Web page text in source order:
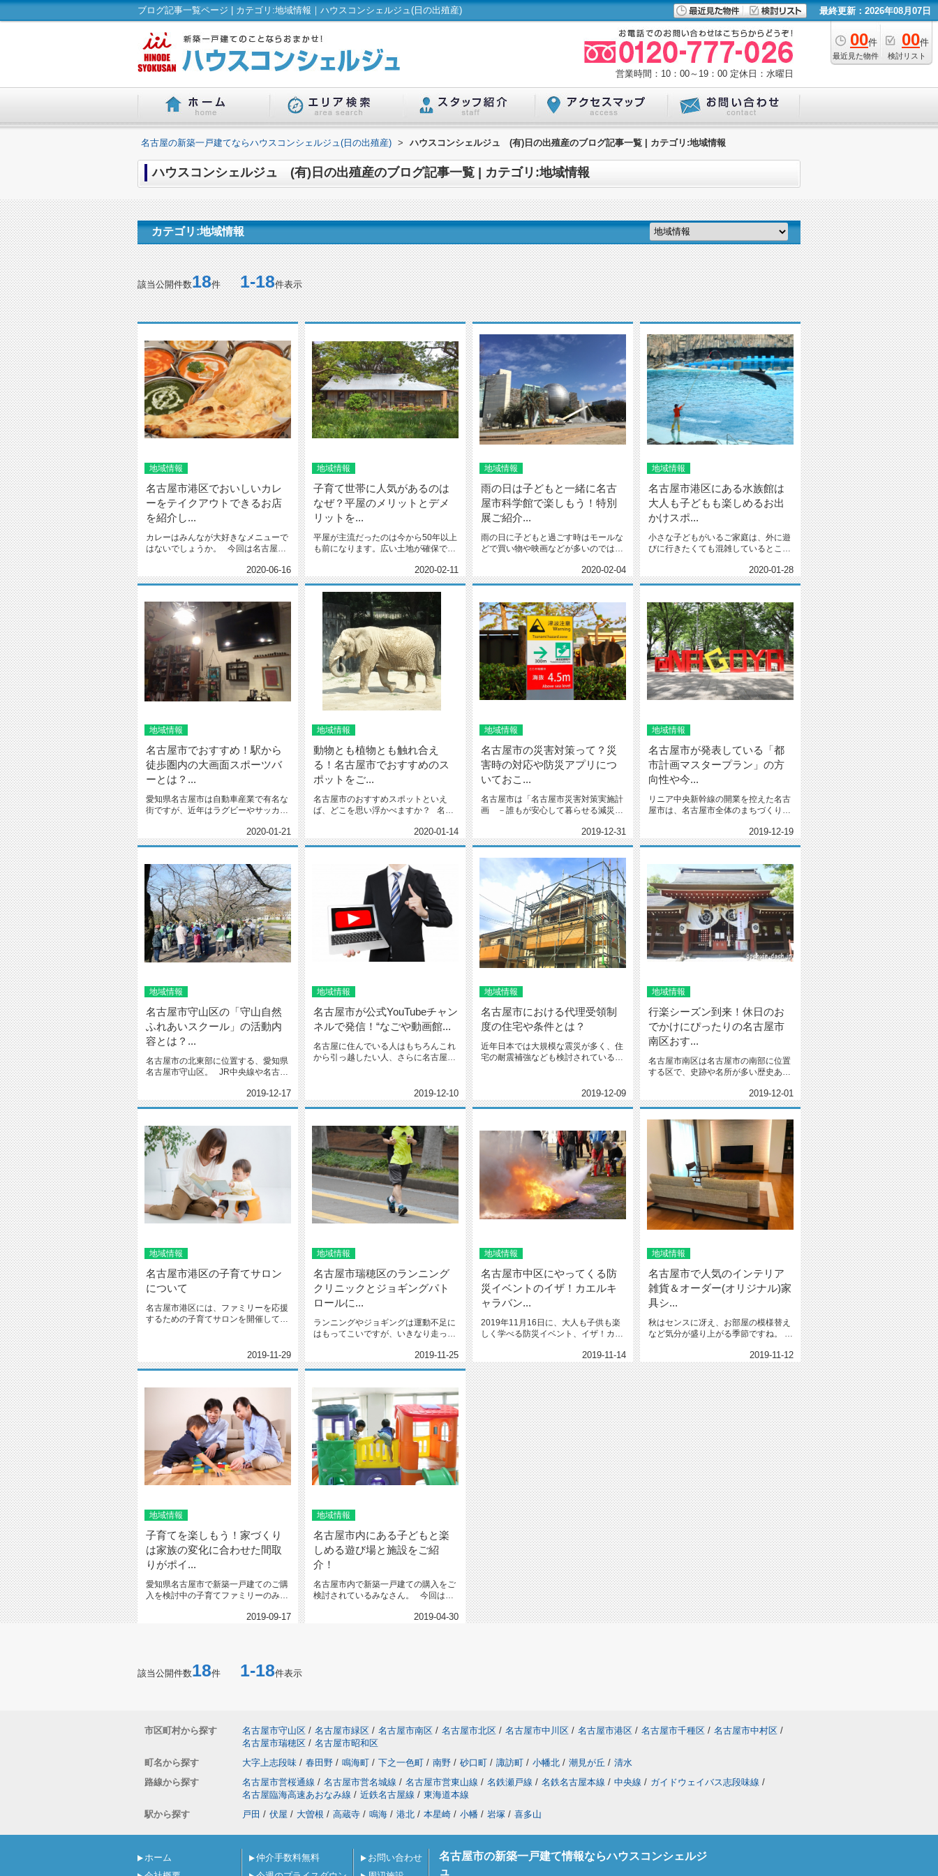
ブログ記事一覧ページ | カテゴリ:地域情報｜ハウスコンシェルジュ(日の出殖産) 最終更新：2026年08月07日
00件
最近見た物件
00件
検討リスト
営業時間：10：00～19：00 定休日：水曜日
名古屋の新築一戸建てならハウスコンシェルジュ(日の出殖産) > ハウスコンシェルジュ (有)日の出殖産のブログ記事一覧 | カテゴリ:地域情報
ハウスコンシェルジュ (有)日の出殖産のブログ記事一覧 | カテゴリ:地域情報
カテゴリ:地域情報
該当公開件数18件1-18件表示
地域情報
名古屋市港区でおいしいカレ
ーをテイクアウトできるお店
を紹介し...
カレーはみんなが大好きなメニューで
はないでしょうか。 今回は名古屋市
2020-06-16
地域情報
子育て世帯に人気があるのは
なぜ？平屋のメリットとデメ
リットを...
平屋が主流だったのは今から50年以上
も前になります。広い土地が確保でき
2020-02-11
地域情報
雨の日は子どもと一緒に名古
屋市科学館で楽しもう！特別
展ご紹介...
雨の日に子どもと過ごす時はモールな
どで買い物や映画などが多いのではな
2020-02-04
地域情報
名古屋市港区にある水族館は
大人も子どもも楽しめるお出
かけスポ...
小さな子どもがいるご家庭は、外に遊
びに行きたくても混雑しているところ
2020-01-28
地域情報
名古屋市でおすすめ！駅から
徒歩圏内の大画面スポーツバ
ーとは？...
愛知県名古屋市は自動車産業で有名な
街ですが、近年はラグビーやサッカー
2020-01-21
地域情報
動物とも植物とも触れ合え
る！名古屋市でおすすめのス
ポットをご...
名古屋市のおすすめスポットといえ
ば、どこを思い浮かべますか？ 名古
2020-01-14
地域情報
名古屋市の災害対策って？災
害時の対応や防災アプリにつ
いておこ...
名古屋市は「名古屋市災害対策実施計
画 －誰もが安心して暮らせる減災都
2019-12-31
地域情報
名古屋市が発表している「都
市計画マスタープラン」の方
向性や今...
リニア中央新幹線の開業を控えた名古
屋市は、名古屋市全体のまちづくりの
2019-12-19
地域情報
名古屋市守山区の「守山自然
ふれあいスクール」の活動内
容とは？...
名古屋市の北東部に位置する、愛知県
名古屋市守山区。 JR中央線や名古屋
2019-12-17
地域情報
名古屋市が公式YouTubeチャン
ネルで発信！“なごや動画館...
名古屋に住んでいる人はもちろんこれ
から引っ越したい人、さらに名古屋に
2019-12-10
地域情報
名古屋市における代理受領制
度の住宅や条件とは？
近年日本では大規模な震災が多く、住
宅の耐震補強なども検討されている世
2019-12-09
地域情報
行楽シーズン到来！休日のお
でかけにぴったりの名古屋市
南区おす...
名古屋市南区は名古屋市の南部に位置
する区で、史跡や名所が多い歴史ある
2019-12-01
地域情報
名古屋市港区の子育てサロン
について
名古屋市港区には、ファミリーを応援
するための子育てサロンを開催してい
2019-11-29
地域情報
名古屋市瑞穂区のランニング
クリニックとジョギングパト
ロールに...
ランニングやジョギングは運動不足に
はもってこいですが、いきなり走って
2019-11-25
地域情報
名古屋市中区にやってくる防
災イベントのイザ！カエルキ
ャラバン...
2019年11月16日に、大人も子供も楽
しく学べる防災イベント、イザ！カエ
2019-11-14
地域情報
名古屋市で人気のインテリア
雑貨＆オーダー(オリジナル)家
具シ...
秋はセンスに冴え、お部屋の模様替え
など気分が盛り上がる季節ですね。
2019-11-12
地域情報
子育てを楽しもう！家づくり
は家族の変化に合わせた間取
りがポイ...
愛知県名古屋市で新築一戸建てのご購
入を検討中の子育てファミリーのみな
2019-09-17
地域情報
名古屋市内にある子どもと楽
しめる遊び場と施設をご紹
介！
名古屋市内で新築一戸建ての購入をご
検討されているみなさん。 今回は、
2019-04-30
該当公開件数18件 1-18件表示
市区町村から探す 名古屋市守山区 / 名古屋市緑区 / 名古屋市南区 / 名古屋市北区 / 名古屋市中川区 / 名古屋市港区 / 名古屋市千種区 / 名古屋市中村区 /
名古屋市瑞穂区 / 名古屋市昭和区
町名から探す
大字上志段味 / 春田野 / 鳴海町 / 下之一色町 / 南野 / 砂口町 / 諏訪町 / 小幡北 / 潮見が丘 / 清水
路線から探す
名古屋市営桜通線 / 名古屋市営名城線 / 名古屋市営東山線 / 名鉄瀬戸線 / 名鉄名古屋本線 / 中央線 / ガイドウェイバス志段味線 /
名古屋臨海高速あおなみ線 / 近鉄名古屋線 / 東海道本線
駅から探す
戸田 / 伏屋 / 大曽根 / 高蔵寺 / 鳴海 / 港北 / 本星崎 / 小幡 / 岩塚 / 喜多山
ホーム
仲介手数料無料
お問い合わせ
名古屋市の新築一戸建て情報ならハウスコンシェルジ
ュ